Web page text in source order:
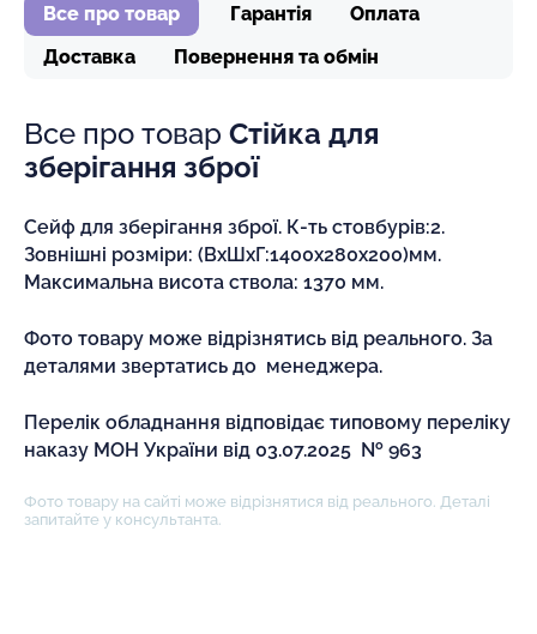
Все про товар Гарантія
Оплата
Доставка
Повернення та обмін
Все про товар Стійка для
зберігання зброї
Сейф для зберігання зброї. К-ть стовбурів:2.
Зовнішні розміри: (ВxШxГ:1400x280x200)мм.
Максимальна висота ствола: 1370 мм.
Фото товару може відрізнятись від реального. За
деталями звертатись до менеджера.
Перелік обладнання відповідає типовому переліку
наказу МОН України від 03.07.2025 № 963
Фото товару на сайті може відрізнятися від реального. Деталі
запитайте у консультанта.